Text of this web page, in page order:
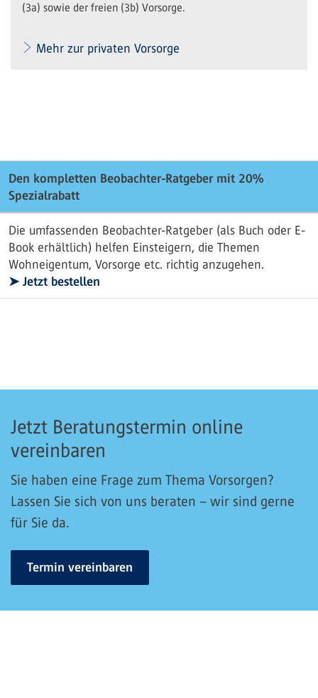
(3a) sowie der freien (3b) Vorsorge.
Mehr zur privaten Vorsorge
Den kompletten Beobachter-Ratgeber mit 20%
Spezialrabatt
Die umfassenden Beobachter-Ratgeber (als Buch oder E-
Book erhältlich) helfen Einsteigern, die Themen
Wohneigentum, Vorsorge etc. richtig anzugehen.
➤ Jetzt bestellen
Jetzt Beratungstermin online
vereinbaren
Sie haben eine Frage zum Thema Vorsorgen?
Lassen Sie sich von uns beraten – wir sind gerne
für Sie da.
Termin vereinbaren